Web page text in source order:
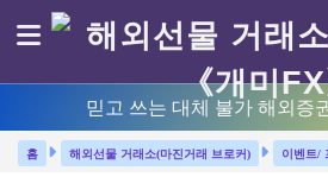
믿고 쓰는 대체 불가 해외증
해외선물 거래소(마진거래 브로커) 이벤트/